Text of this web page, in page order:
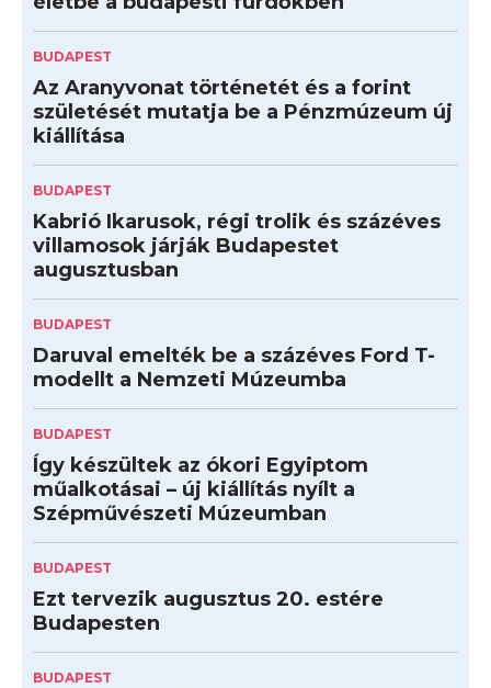
BUDAPEST
Az Aranyvonat történetét és a forint
születését mutatja be a Pénzmúzeum új
kiállítása
BUDAPEST
Kabrió Ikarusok, régi trolik és százéves
villamosok járják Budapestet
augusztusban
BUDAPEST
Daruval emelték be a százéves Ford T-
modellt a Nemzeti Múzeumba
BUDAPEST
Így készültek az ókori Egyiptom
műalkotásai – új kiállítás nyílt a
Szépművészeti Múzeumban
BUDAPEST
Ezt tervezik augusztus 20. estére
Budapesten
BUDAPEST